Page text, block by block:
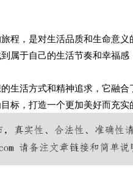
程，是对生活品质和生命意
属于自己的生活节奏和幸福
生活方式和精神追求，它融
标，打造一个更加美好而充实